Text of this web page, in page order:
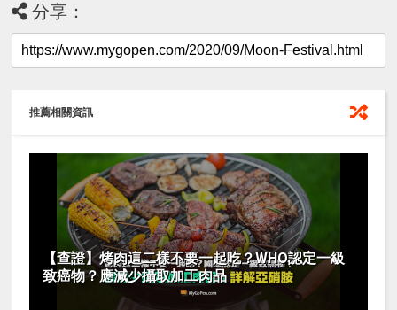
分享：
推薦相關資訊
【查證】烤肉這二樣不要一起吃？WHO認定一級
致癌物？應減少攝取加工肉品